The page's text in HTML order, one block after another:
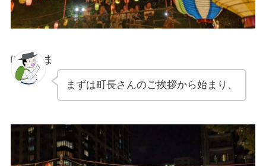
ぽちゃま
まずは町長さんのご挨拶から始まり、